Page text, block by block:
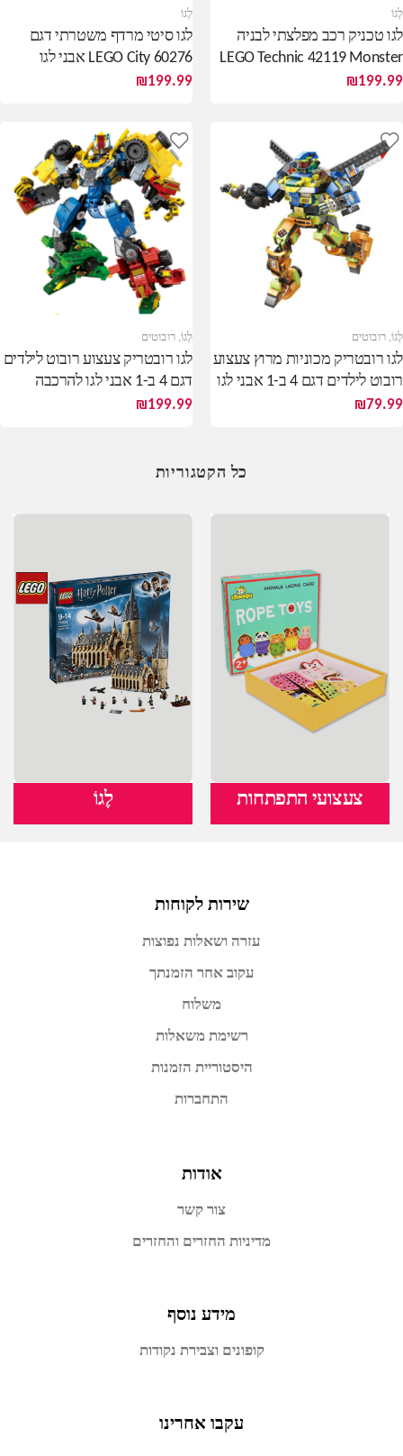
לֶגוֹ
לגו טכניק רכב מפלצתי לבניה
LEGO Technic 42119 Monster
Jam Max-D
₪199.99
לֶגוֹ
לגו סיטי מרדף משטרתי דגם
LEGO City 60276 אבני לגו
לבנייה
₪199.99
לֶגוֹ,רובוטים
לגו רובטריק מכוניות מרוץ צעצוע
רובוט לילדים דגם 4 ב-1 אבני לגו
להרכבה
₪79.99
לֶגוֹ,רובוטים
לגו רובטריק צעצוע רובוט לילדים
דגם 4 ב-1 אבני לגו להרכבה
₪199.99
כל הקטגוריות
צעצועי התפתחות לֶגוֹ
שירות לקוחות
עזרה ושאלות נפוצות
עקוב אחר הזמנתך
משלוח
רשימת משאלות
היסטוריית הזמנות
התחברות
אודות
צור קשר
מדיניות החזרים והחזרים
מידע נוסף
קופונים וצבירת נקודות
עקבו אחרינו